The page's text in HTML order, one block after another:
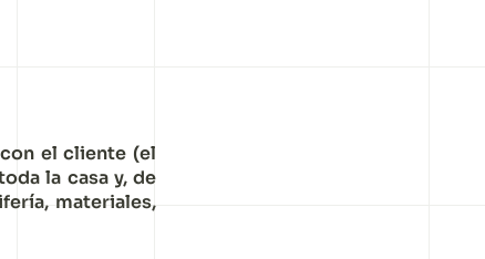
el cliente (el
la casa y, de
materiales,